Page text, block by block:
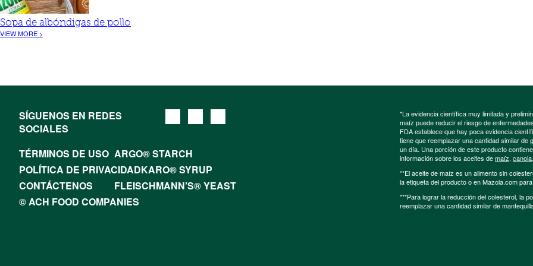
Sopa de albóndigas de pollo
VIEW MORE >
SÍGUENOS EN REDES
SOCIALES
TÉRMINOS DE USO ARGO® STARCH
POLÍTICA DE PRIVACIDADKARO® SYRUP
CONTÁCTENOS
FLEISCHMANN’S® YEAST
© ACH FOOD COMPANIES
*La evidencia científica muy limitada y
maíz puede reducir el riesgo de
FDA establece que hay poca evidencia
tiene que reemplazar una cantidad similar
un día. Una porción de este producto
información sobre los aceites demaíz, canola
**El aceite de maíz es un alimento sin
la etiqueta del producto o en Mazola.com
***Para lograr la reducción del colesterol, la
reemplazar una cantidad similar de